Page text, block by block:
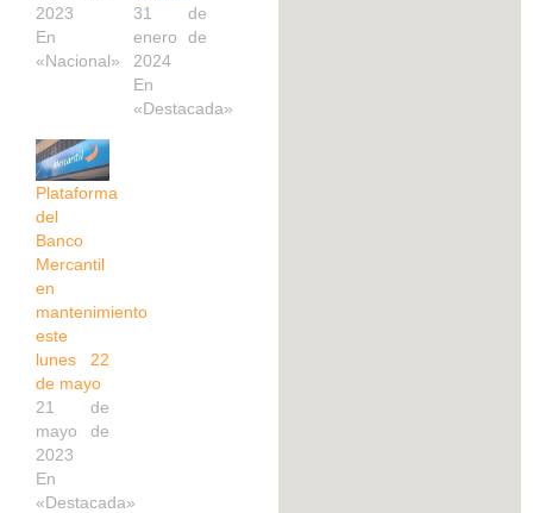
2023
En
«Nacional»
31 de
enero de
2024
En
«Destacada»
Plataforma
del
Banco
Mercantil
en
mantenimiento
este
lunes 22
de mayo
21 de
mayo de
2023
En
«Destacada»